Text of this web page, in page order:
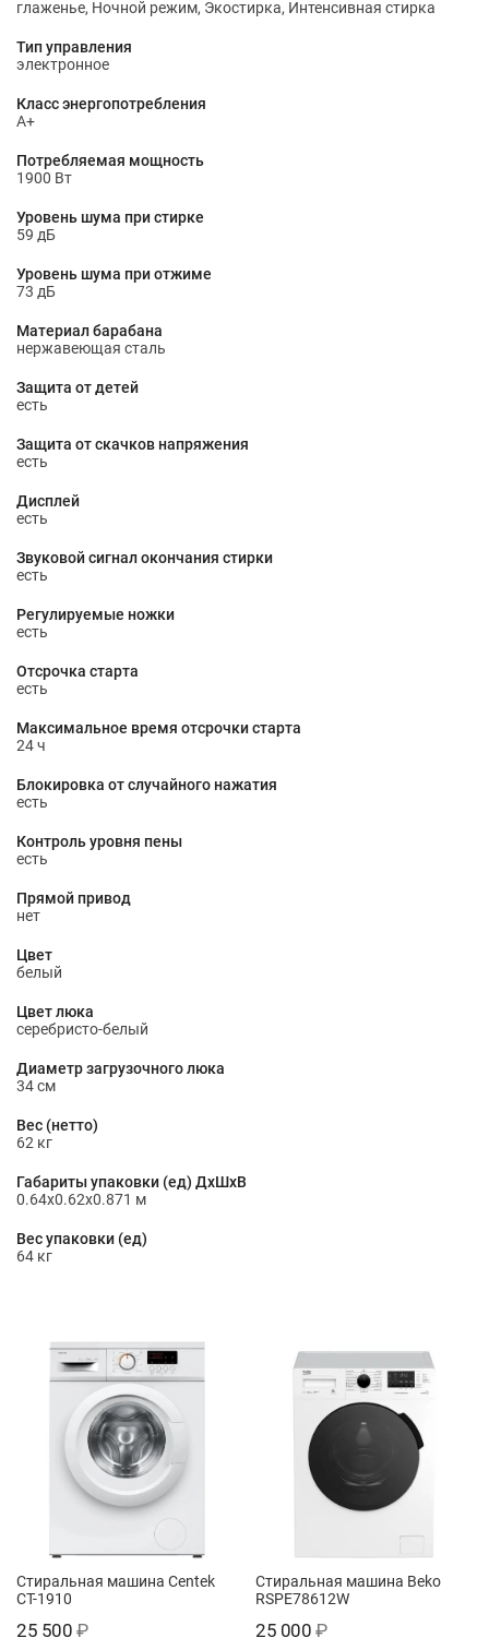
глаженье, Ночной режим, Экостирка, Интенсивная стирка
Тип управления
электронное
Класс энергопотребления
A+
Потребляемая мощность
1900 Вт
Уровень шума при стирке
59 дБ
Уровень шума при отжиме
73 дБ
Материал барабана
нержавеющая сталь
Защита от детей
есть
Защита от скачков напряжения
есть
Дисплей
есть
Звуковой сигнал окончания стирки
есть
Регулируемые ножки
есть
Отсрочка старта
есть
Максимальное время отсрочки старта
24 ч
Блокировка от случайного нажатия
есть
Контроль уровня пены
есть
Прямой привод
нет
Цвет
белый
Цвет люка
серебристо-белый
Диаметр загрузочного люка
34 см
Вес (нетто)
62 кг
Габариты упаковки (ед) ДхШхВ
0.64x0.62x0.871 м
Вес упаковки (ед)
64 кг
Стиральная машина Centek
CT-1910
25 500 ₽
Стиральная машина Beko
RSPE78612W
25 000 ₽